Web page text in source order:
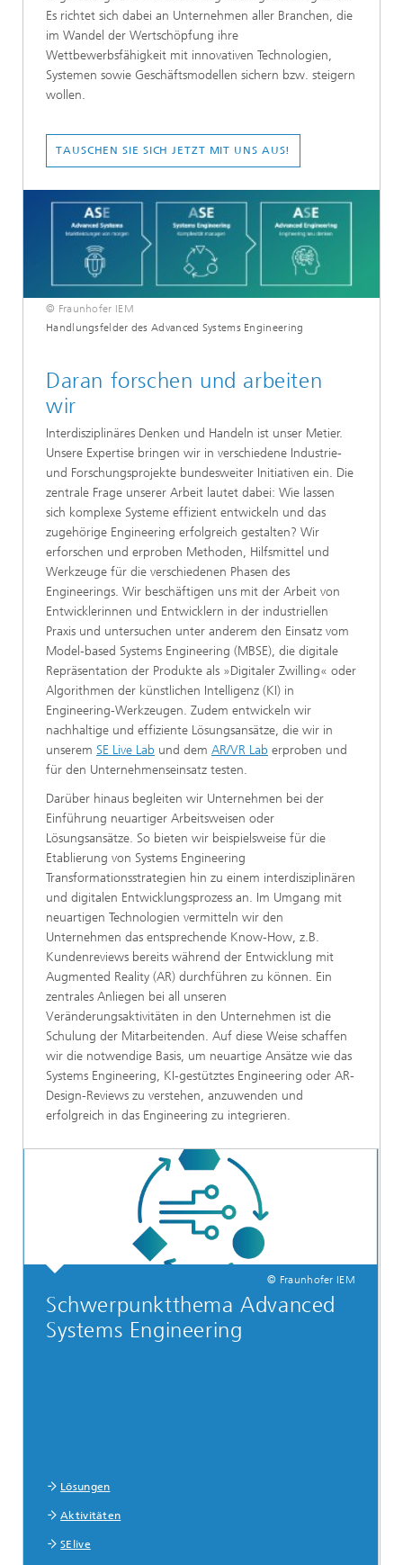
Es richtet sich dabei an Unternehmen aller Branchen, die
im Wandel der Wertschöpfung ihre
Wettbewerbsfähigkeit mit innovativen Technologien,
Systemen sowie Geschäftsmodellen sichern bzw. steigern
wollen.
TAUSCHEN SIE SICH JETZT MIT UNS AUS!
© Fraunhofer IEM
Handlungsfelder des Advanced Systems Engineering
Daran forschen und arbeiten
wir
Interdisziplinäres Denken und Handeln ist unser Metier.
Unsere Expertise bringen wir in verschiedene Industrie-
und Forschungsprojekte bundesweiter Initiativen ein. Die
zentrale Frage unserer Arbeit lautet dabei: Wie lassen
sich komplexe Systeme effizient entwickeln und das
zugehörige Engineering erfolgreich gestalten? Wir
erforschen und erproben Methoden, Hilfsmittel und
Werkzeuge für die verschiedenen Phasen des
Engineerings. Wir beschäftigen uns mit der Arbeit von
Entwicklerinnen und Entwicklern in der industriellen
Praxis und untersuchen unter anderem den Einsatz vom
Model-based Systems Engineering (MBSE), die digitale
Repräsentation der Produkte als »Digitaler Zwilling« oder
Algorithmen der künstlichen Intelligenz (KI) in
Engineering-Werkzeugen. Zudem entwickeln wir
nachhaltige und effiziente Lösungsansätze, die wir in
unserem SE Live Lab und dem AR/VR Lab erproben und
für den Unternehmenseinsatz testen.
Darüber hinaus begleiten wir Unternehmen bei der
Einführung neuartiger Arbeitsweisen oder
Lösungsansätze. So bieten wir beispielsweise für die
Etablierung von Systems Engineering
Transformationsstrategien hin zu einem interdisziplinären
und digitalen Entwicklungsprozess an. Im Umgang mit
neuartigen Technologien vermitteln wir den
Unternehmen das entsprechende Know-How, z.B.
Kundenreviews bereits während der Entwicklung mit
Augmented Reality (AR) durchführen zu können. Ein
zentrales Anliegen bei all unseren
Veränderungsaktivitäten in den Unternehmen ist die
Schulung der Mitarbeitenden. Auf diese Weise schaffen
wir die notwendige Basis, um neuartige Ansätze wie das
Systems Engineering, KI-gestütztes Engineering oder AR-
Design-Reviews zu verstehen, anzuwenden und
erfolgreich in das Engineering zu integrieren.
© Fraunhofer IEM
Schwerpunktthema Advanced
Systems Engineering
Lösungen
Aktivitäten
SElive